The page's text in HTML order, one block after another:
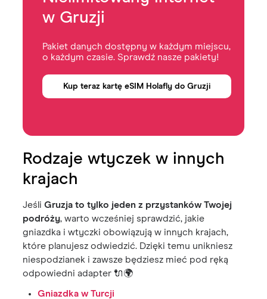
w Gruzji
Pakiet danych dostępny w każdym miejscu,
o każdym czasie. Sprawdź nasze pakiety!
Kup teraz kartę eSIM Holafly do Gruzji
Rodzaje wtyczek w innych
krajach
JeśliGruzja to tylko jeden z przystanków Twojej
podróży, warto wcześniej sprawdzić, jakie
gniazdka i wtyczki obowiązują w innych krajach,
które planujesz odwiedzić. Dzięki temu unikniesz
niespodzianek i zawsze będziesz mieć pod ręką
odpowiedni adapter 🔌🌍
Gniazdka w Turcji